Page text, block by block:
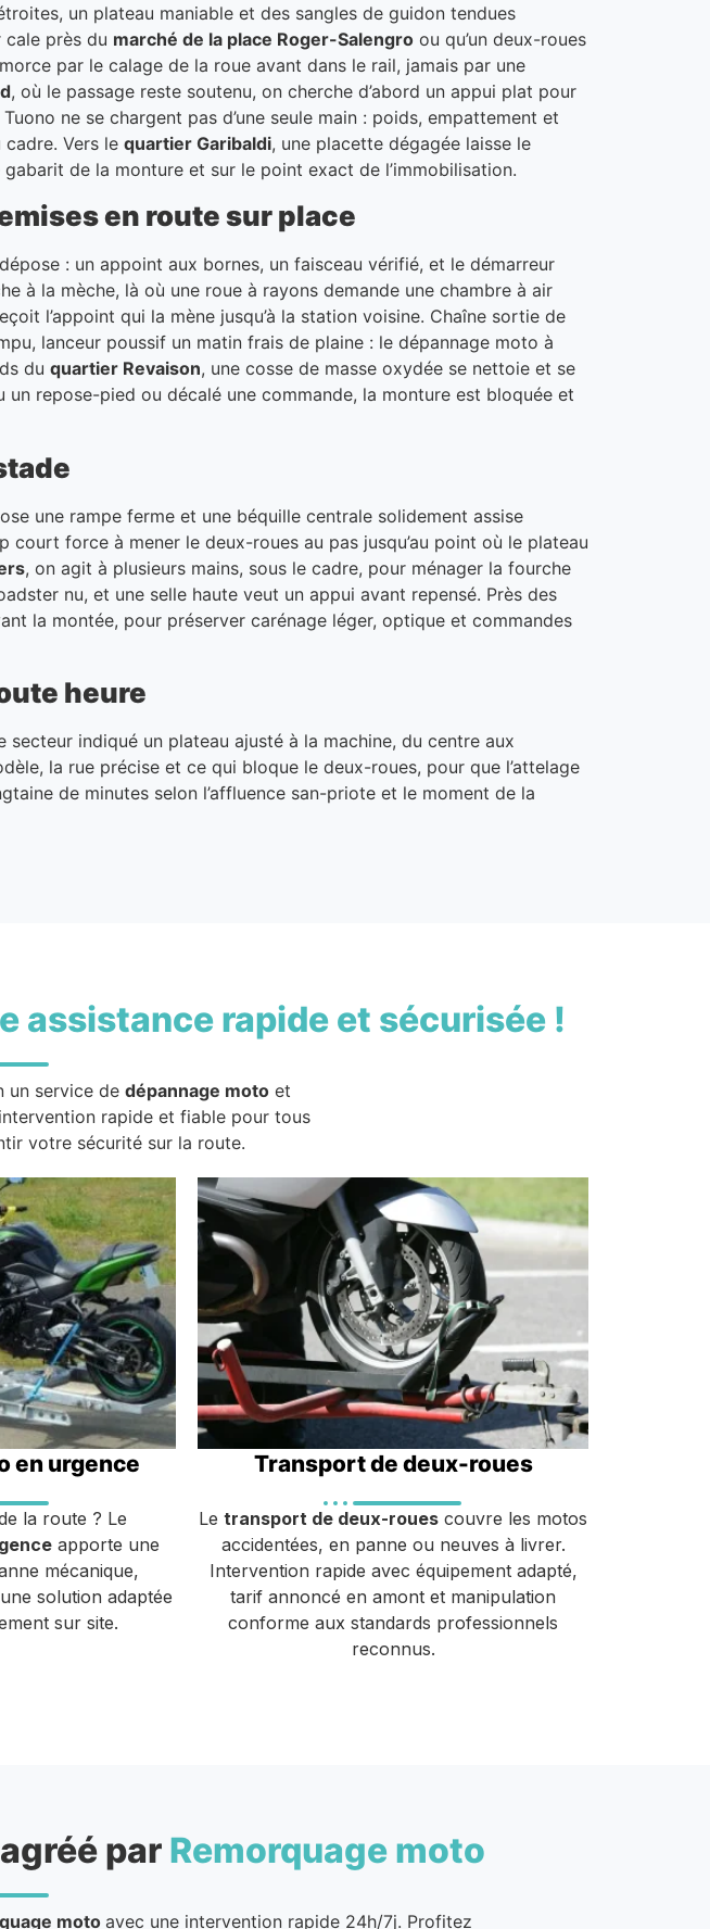
un plateau maniable et des sangles de guidon tendues
cale près du marché de la place Roger-Salengro ou qu’un deux-roues
par le calage de la roue avant dans le rail, jamais par une
, où le passage reste soutenu, on cherche d’abord un appui plat pour
ne se chargent pas d’une seule main : poids, empattement et
Vers le quartier Garibaldi, une placette dégagée laisse le
de la monture et sur le point exact de l’immobilisation.
en route sur place
: un appoint aux bornes, un faisceau vérifié, et le démarreur
à la mèche, là où une roue à rayons demande une chambre à air
l’appoint qui la mène jusqu’à la station voisine. Chaîne sortie de
lanceur poussif un matin frais de plaine : le dépannage moto à
du quartier Revaison, une cosse de masse oxydée se nettoie et se
repose-pied ou décalé une commande, la monture est bloquée et
une rampe ferme et une béquille centrale solidement assise
court force à mener le deux-roues au pas jusqu’au point où le plateau
, on agit à plusieurs mains, sous le cadre, pour ménager la fourche
nu, et une selle haute veut un appui avant repensé. Près des
la montée, pour préserver carénage léger, optique et commandes
heure
indiqué un plateau ajusté à la machine, du centre aux
la rue précise et ce qui bloque le deux-roues, pour que l’attelage
de minutes selon l’affluence san-priote et le moment de la
assistance rapide et sécurisée !
un service de dépannage motoet
rapide et fiable pour tous
votre sécurité sur la route.
en urgence
la route ? Le
apporte une
mécanique,
solution adaptée
sur site.
Transport de deux-roues
Le transport de deux-roues couvre les motos
accidentées, en panne ou neuves à livrer.
Intervention rapide avec équipement adapté,
tarif annoncé en amont et manipulation
conforme aux standards professionnels
reconnus.
par Remorquage moto
motoavec une intervention rapide 24h/7j. Profitez